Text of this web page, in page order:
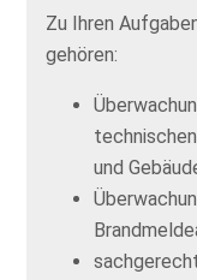
Zu Ihren
gehören:
und